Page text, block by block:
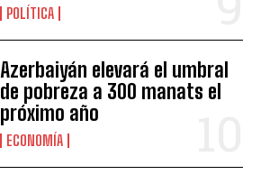
POLÍTICA
Azerbaiyán elevará el umbral
de pobreza a 300 manats el
próximo año
ECONOMÍA